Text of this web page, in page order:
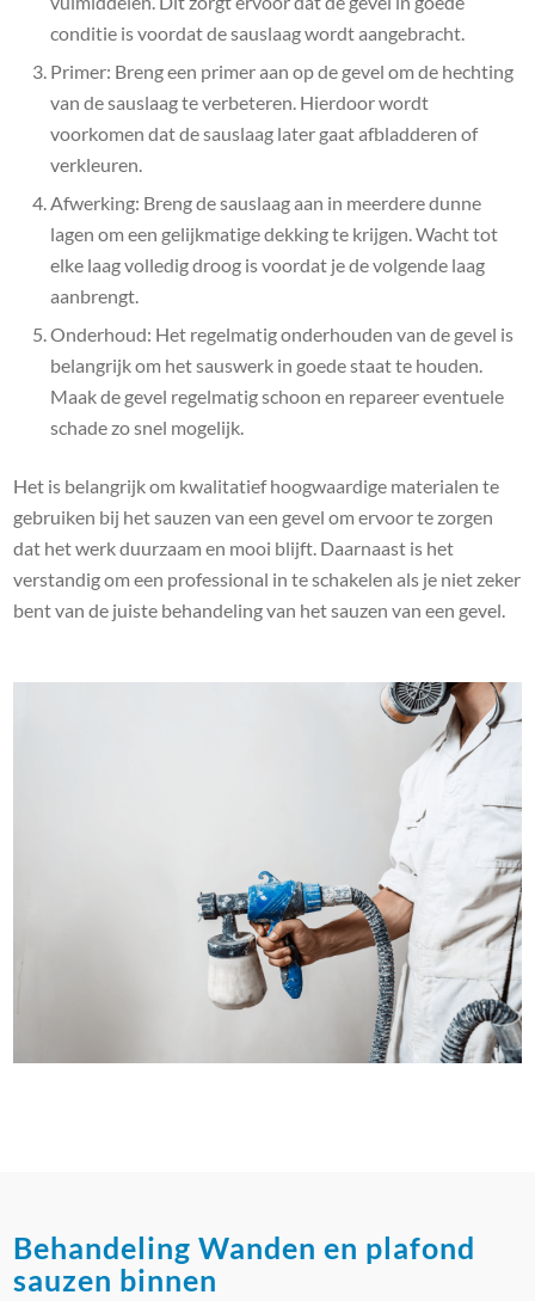
conditie is voordat de sauslaag wordt aangebracht.
Primer: Breng een primer aan op de gevel om de hechting
van de sauslaag te verbeteren. Hierdoor wordt
voorkomen dat de sauslaag later gaat afbladderen of
verkleuren.
Afwerking: Breng de sauslaag aan in meerdere dunne
lagen om een gelijkmatige dekking te krijgen. Wacht tot
elke laag volledig droog is voordat je de volgende laag
aanbrengt.
Onderhoud: Het regelmatig onderhouden van de gevel is
belangrijk om het sauswerk in goede staat te houden.
Maak de gevel regelmatig schoon en repareer eventuele
schade zo snel mogelijk.
Het is belangrijk om kwalitatief hoogwaardige materialen te
gebruiken bij het sauzen van een gevel om ervoor te zorgen
dat het werk duurzaam en mooi blijft. Daarnaast is het
verstandig om een professional in te schakelen als je niet zeker
bent van de juiste behandeling van het sauzen van een gevel.
Behandeling Wanden en plafond
sauzen binnen